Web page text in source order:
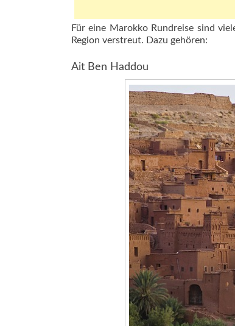
Für eine Marokko Rundreise sind
Region verstreut. Dazu gehören:
Ait Ben Haddou